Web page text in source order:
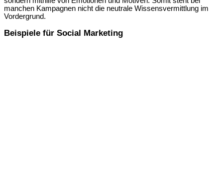
manchen Kampagnen nicht die neutrale Wissensvermittlung im
Vordergrund.
Beispiele für Social Marketing